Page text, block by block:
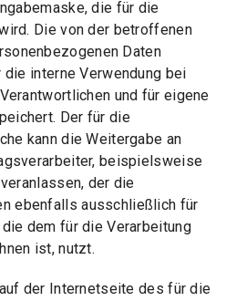
die für die
Die von der betroffenen
Daten
interne Verwendung bei
und für eigene
Der für die
kann die Weitergabe an
beispielsweise
der die
ebenfalls ausschließlich für
dem für die Verarbeitung
ist, nutzt.
der Internetseite des für die